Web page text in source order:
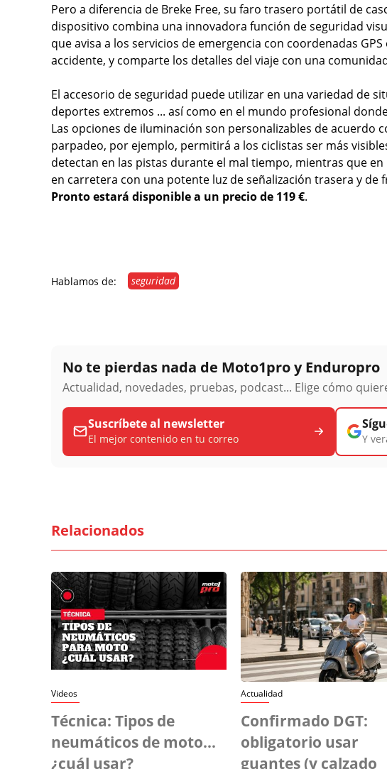
Pero a diferencia de Breke Free, su faro trasero portátil de
dispositivo combina una innovadora función de seguridad
que avisa a los servicios de emergencia con coordenadas
accidente, y comparte los detalles del viaje con una
El accesorio de seguridad puede utilizar en una variedad de
deportes extremos ... así como en el mundo profesional
Las opciones de iluminación son personalizables de acuerdo
parpadeo, por ejemplo, permitirá a los ciclistas ser más
detectan en las pistas durante el mal tiempo, mientras que
en carretera con una potente luz de señalización trasera y de
Pronto estará disponible a un precio de 119 €.
Hablamos de: seguridad
No te pierdas nada de Moto1pro y Enduropro
Actualidad, novedades, pruebas, podcast... Elige cómo
Suscríbete al newsletter
El mejor contenido en tu correo Y
Relacionados
Videos
Técnica: Tipos de
neumáticos de moto...
¿cuál usar?
Actualidad
Confirmado DGT:
obligatorio usar
guantes (y calzado